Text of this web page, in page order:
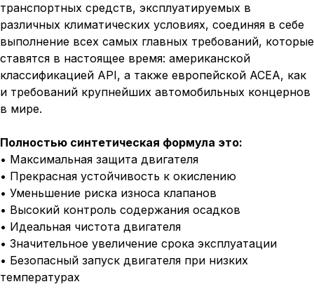
транспортных средств, эксплуатируемых в
различных климатических условиях, соединяя в себе
выполнение всех самых главных требований, которые
ставятся в настоящее время: американской
классификацией API, а также европейской ACEA, как
и требований крупнейших автомобильных концернов
в мире.
Полностью синтетическая формула это:
• Максимальная защита двигателя
• Прекрасная устойчивость к окислению
• Уменьшение риска износа клапанов
• Высокий контроль содержания осадков
• Идеальная чистота двигателя
• Значительное увеличение срока эксплуатации
• Безопасный запуск двигателя при низких
температурах